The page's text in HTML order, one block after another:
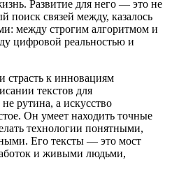
Развитие для него — это не
поиск связей между, казалось
между строгим алгоритмом и
цифровой реальностью и
страсть к инновациям
текстов для
рутина, а искусство
Он умеет находить точные
технологии понятными,
Его тексты — это мост
и живыми людьми,